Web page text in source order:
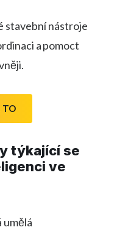
stavební nástroje
a pomoct
TO
týkající se
ve
umělá